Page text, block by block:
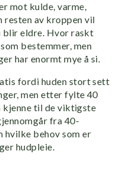
mot kulde, varme,
resten av kroppen vil
blir eldre. Hvor raskt
bestemmer, men
har enormt mye å si.
fordi huden stort sett
men etter fylte 40
kjenne til de viktigste
fra 40-
hvilke behov som er
hudpleie.